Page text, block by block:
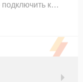
к
автомобиль